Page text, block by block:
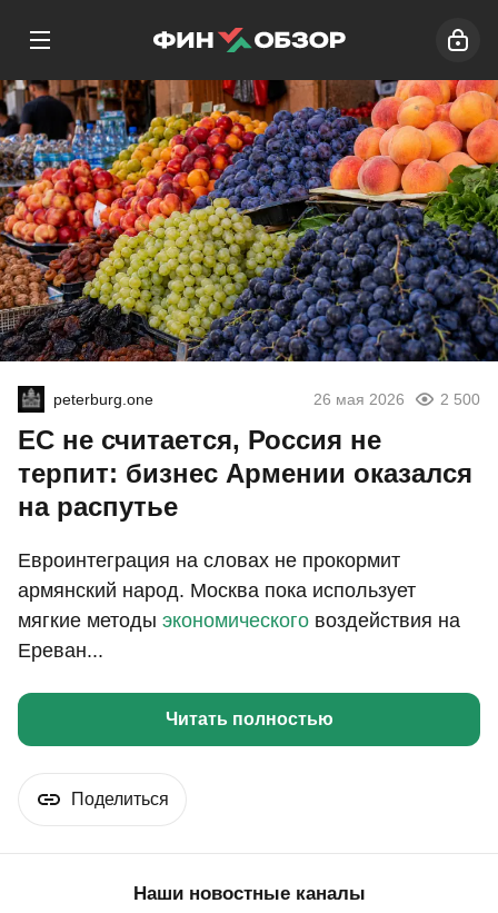
peterburg.one 26 мая 2026 2 500
ЕС не считается, Россия не
терпит: бизнес Армении оказался
на распутье
Евроинтеграция на словах не прокормит
армянский народ. Москва пока использует
мягкие методы экономического воздействия на
Ереван...
Читать полностью
Поделиться
Наши новостные каналы